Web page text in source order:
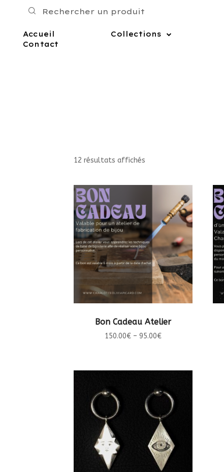
Accueil Collections
Contact
12 résultats affichés
CHOIX DES OPTIONS
Bon Cadeau Atelier
95.00€
–
150.00€